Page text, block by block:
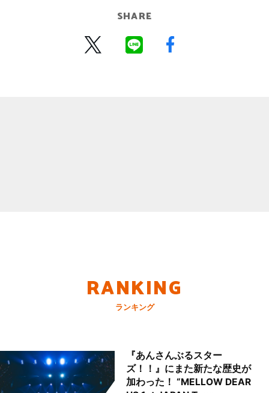
SHARE
RANKING
ランキング
『あんさんぶるスター
ズ！！』にまた新たな歴史が
加わった！ “MELLOW DEAR